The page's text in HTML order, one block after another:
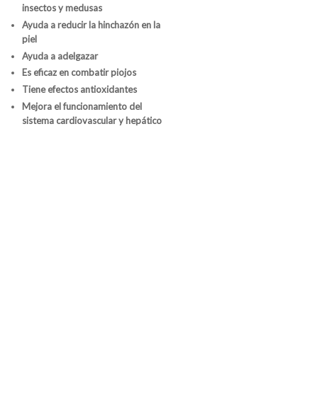
insectos y medusas
Ayuda a reducir la hinchazón en la
piel
Ayuda a adelgazar
Es eficaz en combatir piojos
Tiene efectos antioxidantes
Mejora el funcionamiento del
sistema cardiovascular y hepático